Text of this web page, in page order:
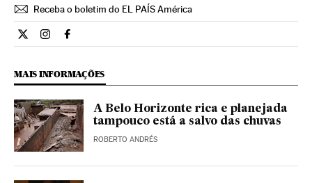
Receba o boletim do EL PAÍS América
Opiniao El País Brasil en Twitter
Opiniao El País Brasil en Instagram
Opiniao El País Brasil en Facebook
MAIS INFORMAÇÕES
A Belo Horizonte rica e planejada
tampouco está a salvo das chuvas
ROBERTO ANDRÉS